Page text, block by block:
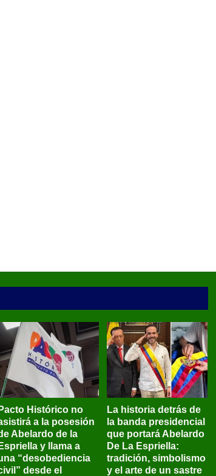
Pacto Histórico no
a la posesión
Abelardo de la
Espriella y llama a
“desobediencia
desde el
La historia detrás de
la banda presidencial
que portará Abelardo
De La Espriella:
tradición, simbolismo
y el arte de un sastre